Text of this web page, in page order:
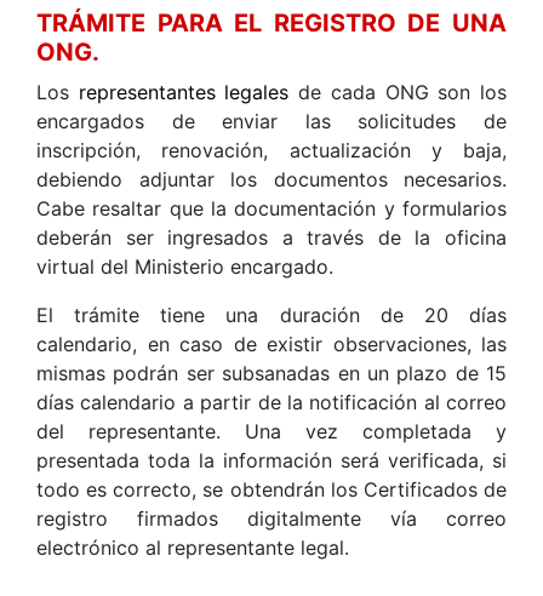
TRÁMITE PARA EL REGISTRO DE UNA
ONG.
Los representantes legales de cada ONG son los
encargados de enviar las solicitudes de
inscripción, renovación, actualización y baja,
debiendo adjuntar los documentos necesarios.
Cabe resaltar que la documentación y formularios
deberán ser ingresados a través de la oficina
virtual del Ministerio encargado.
El trámite tiene una duración de 20 días
calendario, en caso de existir observaciones, las
mismas podrán ser subsanadas en un plazo de 15
días calendario a partir de la notificación al correo
del representante. Una vez completada y
presentada toda la información será verificada, si
todo es correcto, se obtendrán los Certificados de
registro firmados digitalmente vía correo
electrónico al representante legal.